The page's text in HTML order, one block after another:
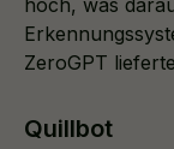
hoch, was
ZeroGPT
Quillbot